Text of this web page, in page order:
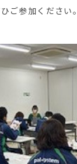
ご参加ください。